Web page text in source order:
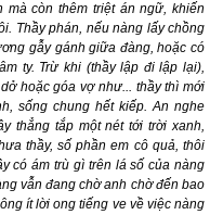
còn thêm triệt án ngữ, khiến
Thầy phán, nếu nàng lấy chồng
gẫy gánh giữa đàng, hoặc có
ty. Trừ khi (thầy lập đi lập lại),
hoặc góa vợ như... thầy thì mới
sống chung hết kiếp. An nghe
thẳng tắp một nét tới trời xanh,
thầy, số phần em cô quả, thôi
có ám trù gì trên lá số của nàng
vẫn đangchờ anh chờ đến bao
ít lời ong tiếng ve về việc nàng